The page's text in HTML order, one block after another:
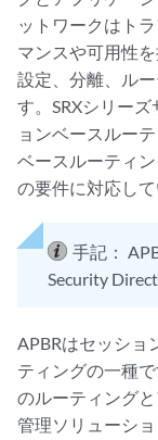
ットワークはト
マンスや可用性
設定、分離、ル
す。SRXシリー
ョンベースルー
ベースルーティ
の要件に対応して
手記：
Security
APBRはセッショ
ティングの一種
のルーティング
管理ソリューシ